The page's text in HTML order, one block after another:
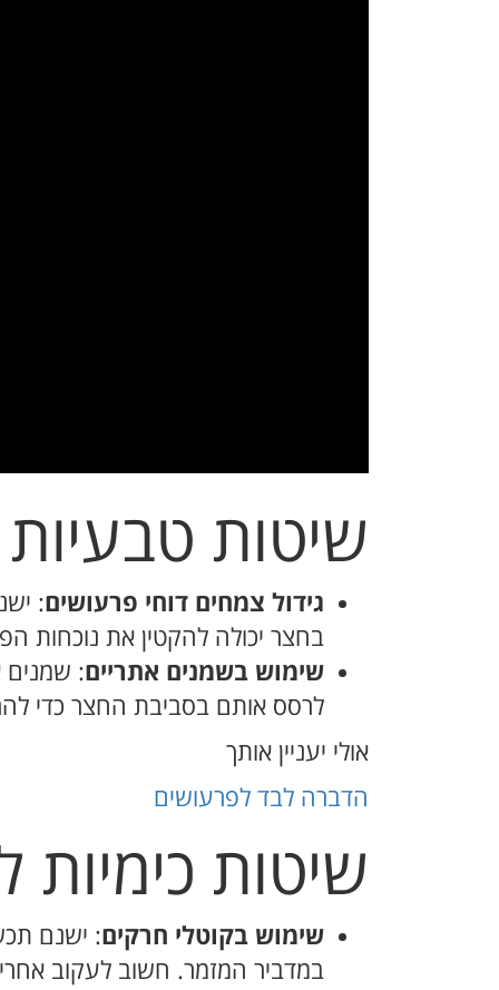
שיטות
גידול צמחים דוחי פרעושים:
בחצר יכולה להקטין את נוכחות
שימוש בשמנים אתריים: שמנים
לרסס אותם בסביבת החצר כדי
אולי יעניין אותך
הדברה לבד לפרעושים
שיטות
שימוש בקוטלי חרקים: ישנם
במדביר המזמר. חשוב לעקוב